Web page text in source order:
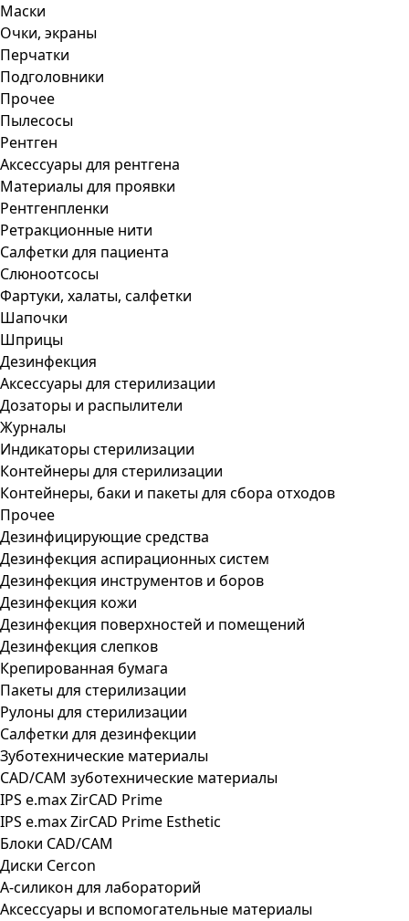
Маски
Очки, экраны
Перчатки
Подголовники
Прочее
Пылесосы
Рентген
Аксессуары для рентгена
Материалы для проявки
Рентгенпленки
Ретракционные нити
Салфетки для пациента
Слюноотсосы
Фартуки, халаты, салфетки
Шапочки
Шприцы
Дезинфекция
Аксессуары для стерилизации
Дозаторы и распылители
Журналы
Индикаторы стерилизации
Контейнеры для стерилизации
Контейнеры, баки и пакеты для сбора отходов
Прочее
Дезинфицирующие средства
Дезинфекция аспирационных систем
Дезинфекция инструментов и боров
Дезинфекция кожи
Дезинфекция поверхностей и помещений
Дезинфекция слепков
Крепированная бумага
Пакеты для стерилизации
Рулоны для стерилизации
Салфетки для дезинфекции
Зуботехнические материалы
CAD/CAM зуботехнические материалы
IPS e.max ZirCAD Prime
IPS e.max ZirCAD Prime Esthetic
Блоки CAD/CAM
Диски Cercon
А-силикон для лабораторий
Аксессуары и вспомогательные материалы